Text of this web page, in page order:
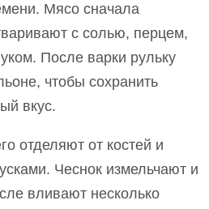
Мясо сначала
с солью, перцем,
После варки рульку
чтобы сохранить
вкус.
отделяют от костей и
Чеснок измельчают и
вливают несколько